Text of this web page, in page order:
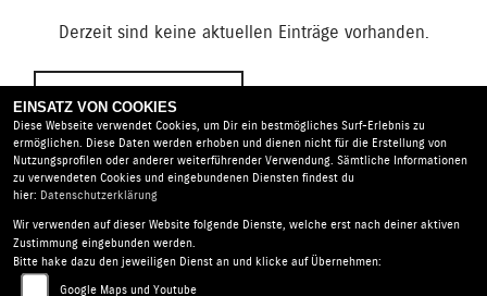
Derzeit sind keine aktuellen Einträge vorhanden.
NEWS ARCHIV
HONERBACH Motorrad- und Autoservice |Am Alten Wehr
15 | 53518 Adenau | Deutschland
AGB |Impressum
EINSATZ VON COOKIES
Diese Webseite verwendet Cookies, um Dir ein bestmögliches Surf-Erlebnis zu
ermöglichen. Diese Daten werden erhoben und dienen nicht für die Erstellung von
Nutzungsprofilen oder anderer weiterführender Verwendung. Sämtliche Informationen
zu verwendeten Cookies und eingebundenen Diensten findest du
hier: Datenschutzerklärung
Wir verwenden auf dieser Website folgende Dienste, welche erst nach deiner aktiven
Zustimmung eingebunden werden.
Bitte hake dazu den jeweiligen Dienst an und klicke auf Übernehmen:
Google Maps und Youtube